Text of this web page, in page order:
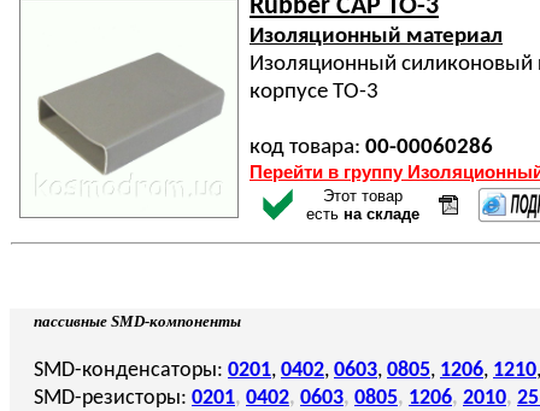
Rubber CAP TO-3
Изоляционный материал
Изоляционный силиконовый
корпусе ТО-3
код товара: 00-00060286
Перейти в группу
Этот товар
есть на складе
пассивные SMD-компоненты
SMD-конденсаторы: 0201, 0402, 0603, 0805, 1206, 1210,
SMD-резисторы: 0201, 0402, 0603, 0805, 1206, 2010,